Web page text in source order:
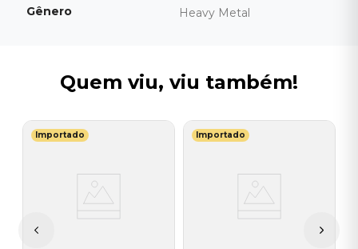
Gênero Heavy Metal
Quem viu, viu também!
Importado Importado